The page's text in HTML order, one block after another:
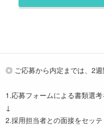
◎ ご応募から内定までは、2
1.応募フォームによる書類選考
↓
2.採用担当者との面接をセッテ